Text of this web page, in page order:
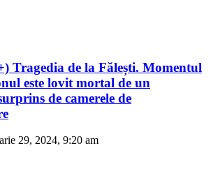
Tragedia de la Fălești. Momentul
este lovit mortal de un
de camerele de
29, 2024, 9:20 am